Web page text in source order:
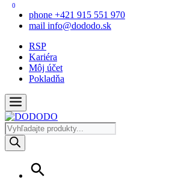
phone +421 915 551 970
mail info@dododo.sk
RSP
Kariéra
Môj účet
Pokladňa
Products
search
0